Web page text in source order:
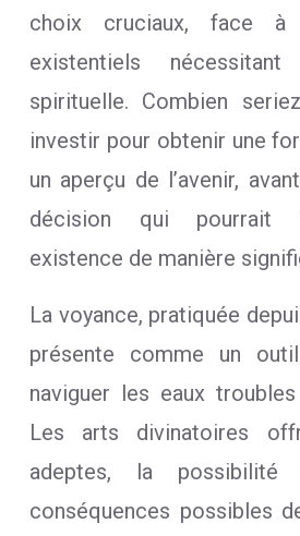
choix cruciaux, face à
existentiels
spirituelle. Combien
investir pour obtenir une
un aperçu de l’avenir,
décision qui pourrait
existence de manière
La voyance, pratiquée
présente comme un
naviguer les eaux
Les arts divinatoires
adeptes, la possibilité
conséquences possibles